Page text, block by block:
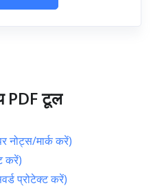
PDF टूल
नोट्स/मार्क करें)
करें)
प्रोटेक्ट करें)